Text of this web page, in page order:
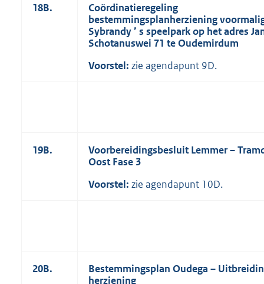
18B.
Coördinatieregeling
bestemmingsplanherziening
Sybrandy’ s speelpark op het adres
Schotanuswei 71 te Oudemirdum
Voorstel: zie agendapunt 9D.
19B. Voorbereidingsbesluit Lemmer–
Oost Fase 3
Voorstel: zie agendapunt 10D.
20B. Bestemmingsplan Oudega –
herziening